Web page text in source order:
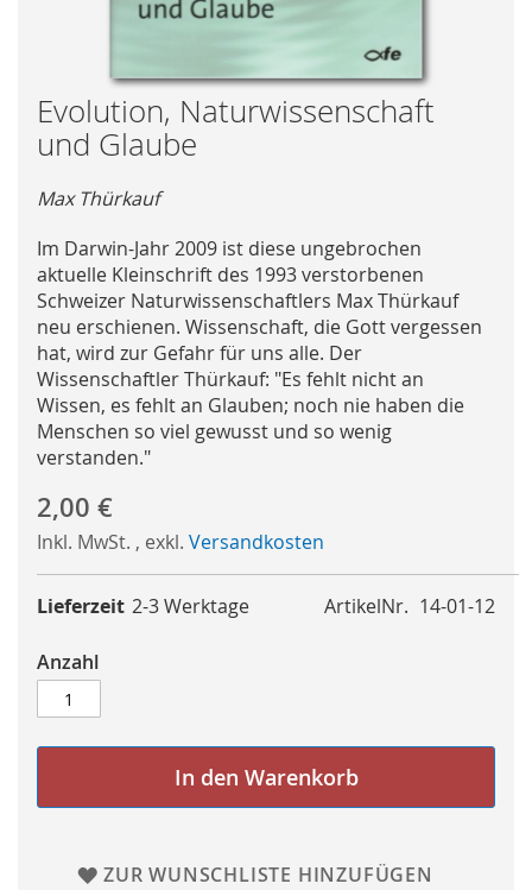
Skip
to
the
of
images
gallery
Evolution, Naturwissenschaft
und Glaube
Max Thürkauf
Im Darwin-Jahr 2009 ist diese ungebrochen
aktuelle Kleinschrift des 1993 verstorbenen
Schweizer Naturwissenschaftlers Max Thürkauf
neu erschienen. Wissenschaft, die Gott vergessen
hat, wird zur Gefahr für uns alle. Der
Wissenschaftler Thürkauf: "Es fehlt nicht an
Wissen, es fehlt an Glauben; noch nie haben die
Menschen so viel gewusst und so wenig
verstanden."
2,00 €
Inkl. MwSt. , exkl. Versandkosten
ArtikelNr. 14-01-12
Lieferzeit 2-3 Werktage
Anzahl
In den Warenkorb
ZUR WUNSCHLISTE HINZUFÜGEN